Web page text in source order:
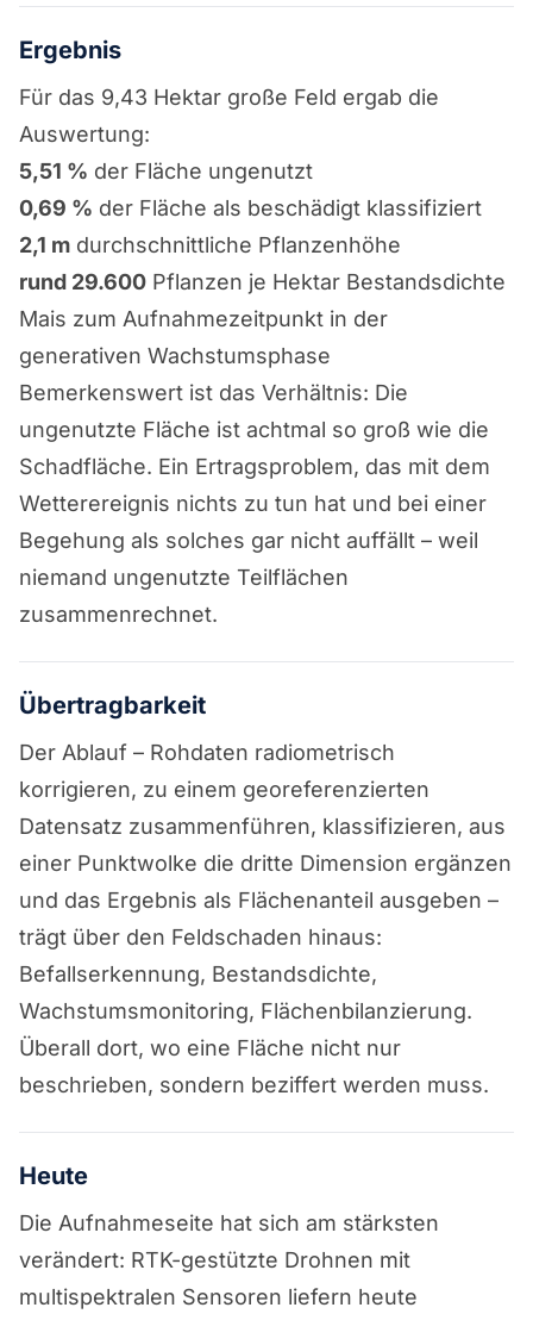
Ergebnis
Für das 9,43 Hektar große Feld ergab die
Auswertung:
5,51 % der Fläche ungenutzt
0,69 % der Fläche als beschädigt klassifiziert
2,1 m durchschnittliche Pflanzenhöhe
rund 29.600 Pflanzen je Hektar Bestandsdichte
Mais zum Aufnahmezeitpunkt in der
generativen Wachstumsphase
Bemerkenswert ist das Verhältnis: Die
ungenutzte Fläche ist achtmal so groß wie die
Schadfläche. Ein Ertragsproblem, das mit dem
Wetterereignis nichts zu tun hat und bei einer
Begehung als solches gar nicht auffällt – weil
niemand ungenutzte Teilflächen
zusammenrechnet.
Übertragbarkeit
Der Ablauf – Rohdaten radiometrisch
korrigieren, zu einem georeferenzierten
Datensatz zusammenführen, klassifizieren, aus
einer Punktwolke die dritte Dimension ergänzen
und das Ergebnis als Flächenanteil ausgeben –
trägt über den Feldschaden hinaus:
Befallserkennung, Bestandsdichte,
Wachstumsmonitoring, Flächenbilanzierung.
Überall dort, wo eine Fläche nicht nur
beschrieben, sondern beziffert werden muss.
Heute
Die Aufnahmeseite hat sich am stärksten
verändert: RTK-gestützte Drohnen mit
multispektralen Sensoren liefern heute